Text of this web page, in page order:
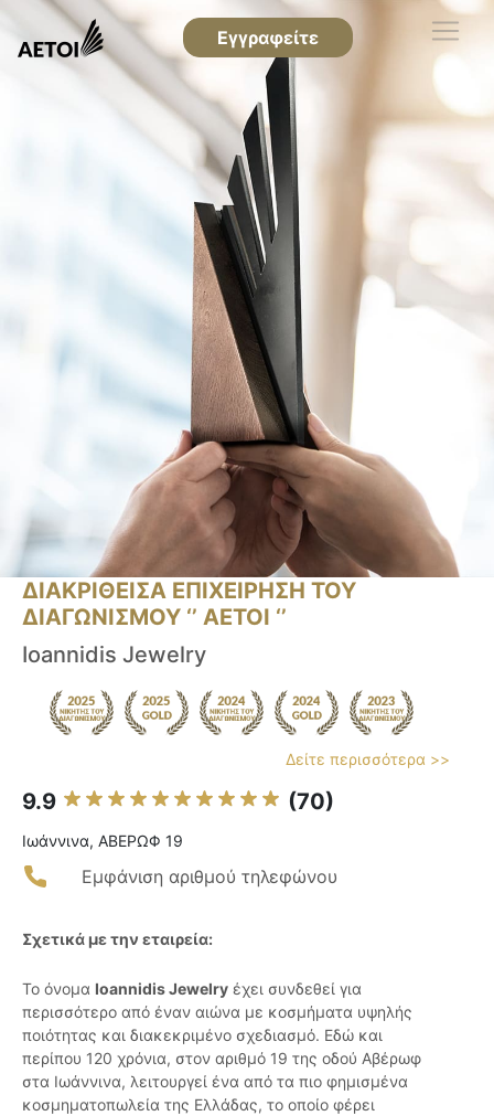
Εγγραφείτε
ΔΙΑΚΡΙΘΕΙΣΑ ΕΠΙΧΕΙΡΗΣΗ ΤΟΥ
ΔΙΑΓΩΝΙΣΜΟΥ ‘’ ΑΕΤΟΙ ‘’
Ioannidis Jewelry
Δείτε περισσότερα >>
9.9 (70)
Ιωάννινα, ΑΒΕΡΩΦ 19
Εμφάνιση αριθμού τηλεφώνου
Σχετικά με την εταιρεία:
Το όνομα Ioannidis Jewelry έχει συνδεθεί για
περισσότερο από έναν αιώνα με κοσμήματα υψηλής
ποιότητας και διακεκριμένο σχεδιασμό. Εδώ και
περίπου 120 χρόνια, στον αριθμό 19 της οδού Αβέρωφ
στα Ιωάννινα, λειτουργεί ένα από τα πιο φημισμένα
κοσμηματοπωλεία της Ελλάδας, το οποίο φέρει